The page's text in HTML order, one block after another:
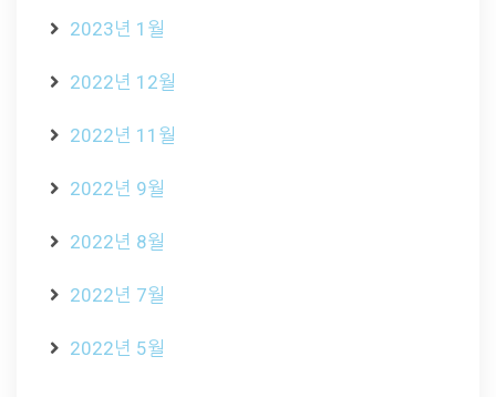
2023년 1월
2022년 12월
2022년 11월
2022년 9월
2022년 8월
2022년 7월
2022년 5월